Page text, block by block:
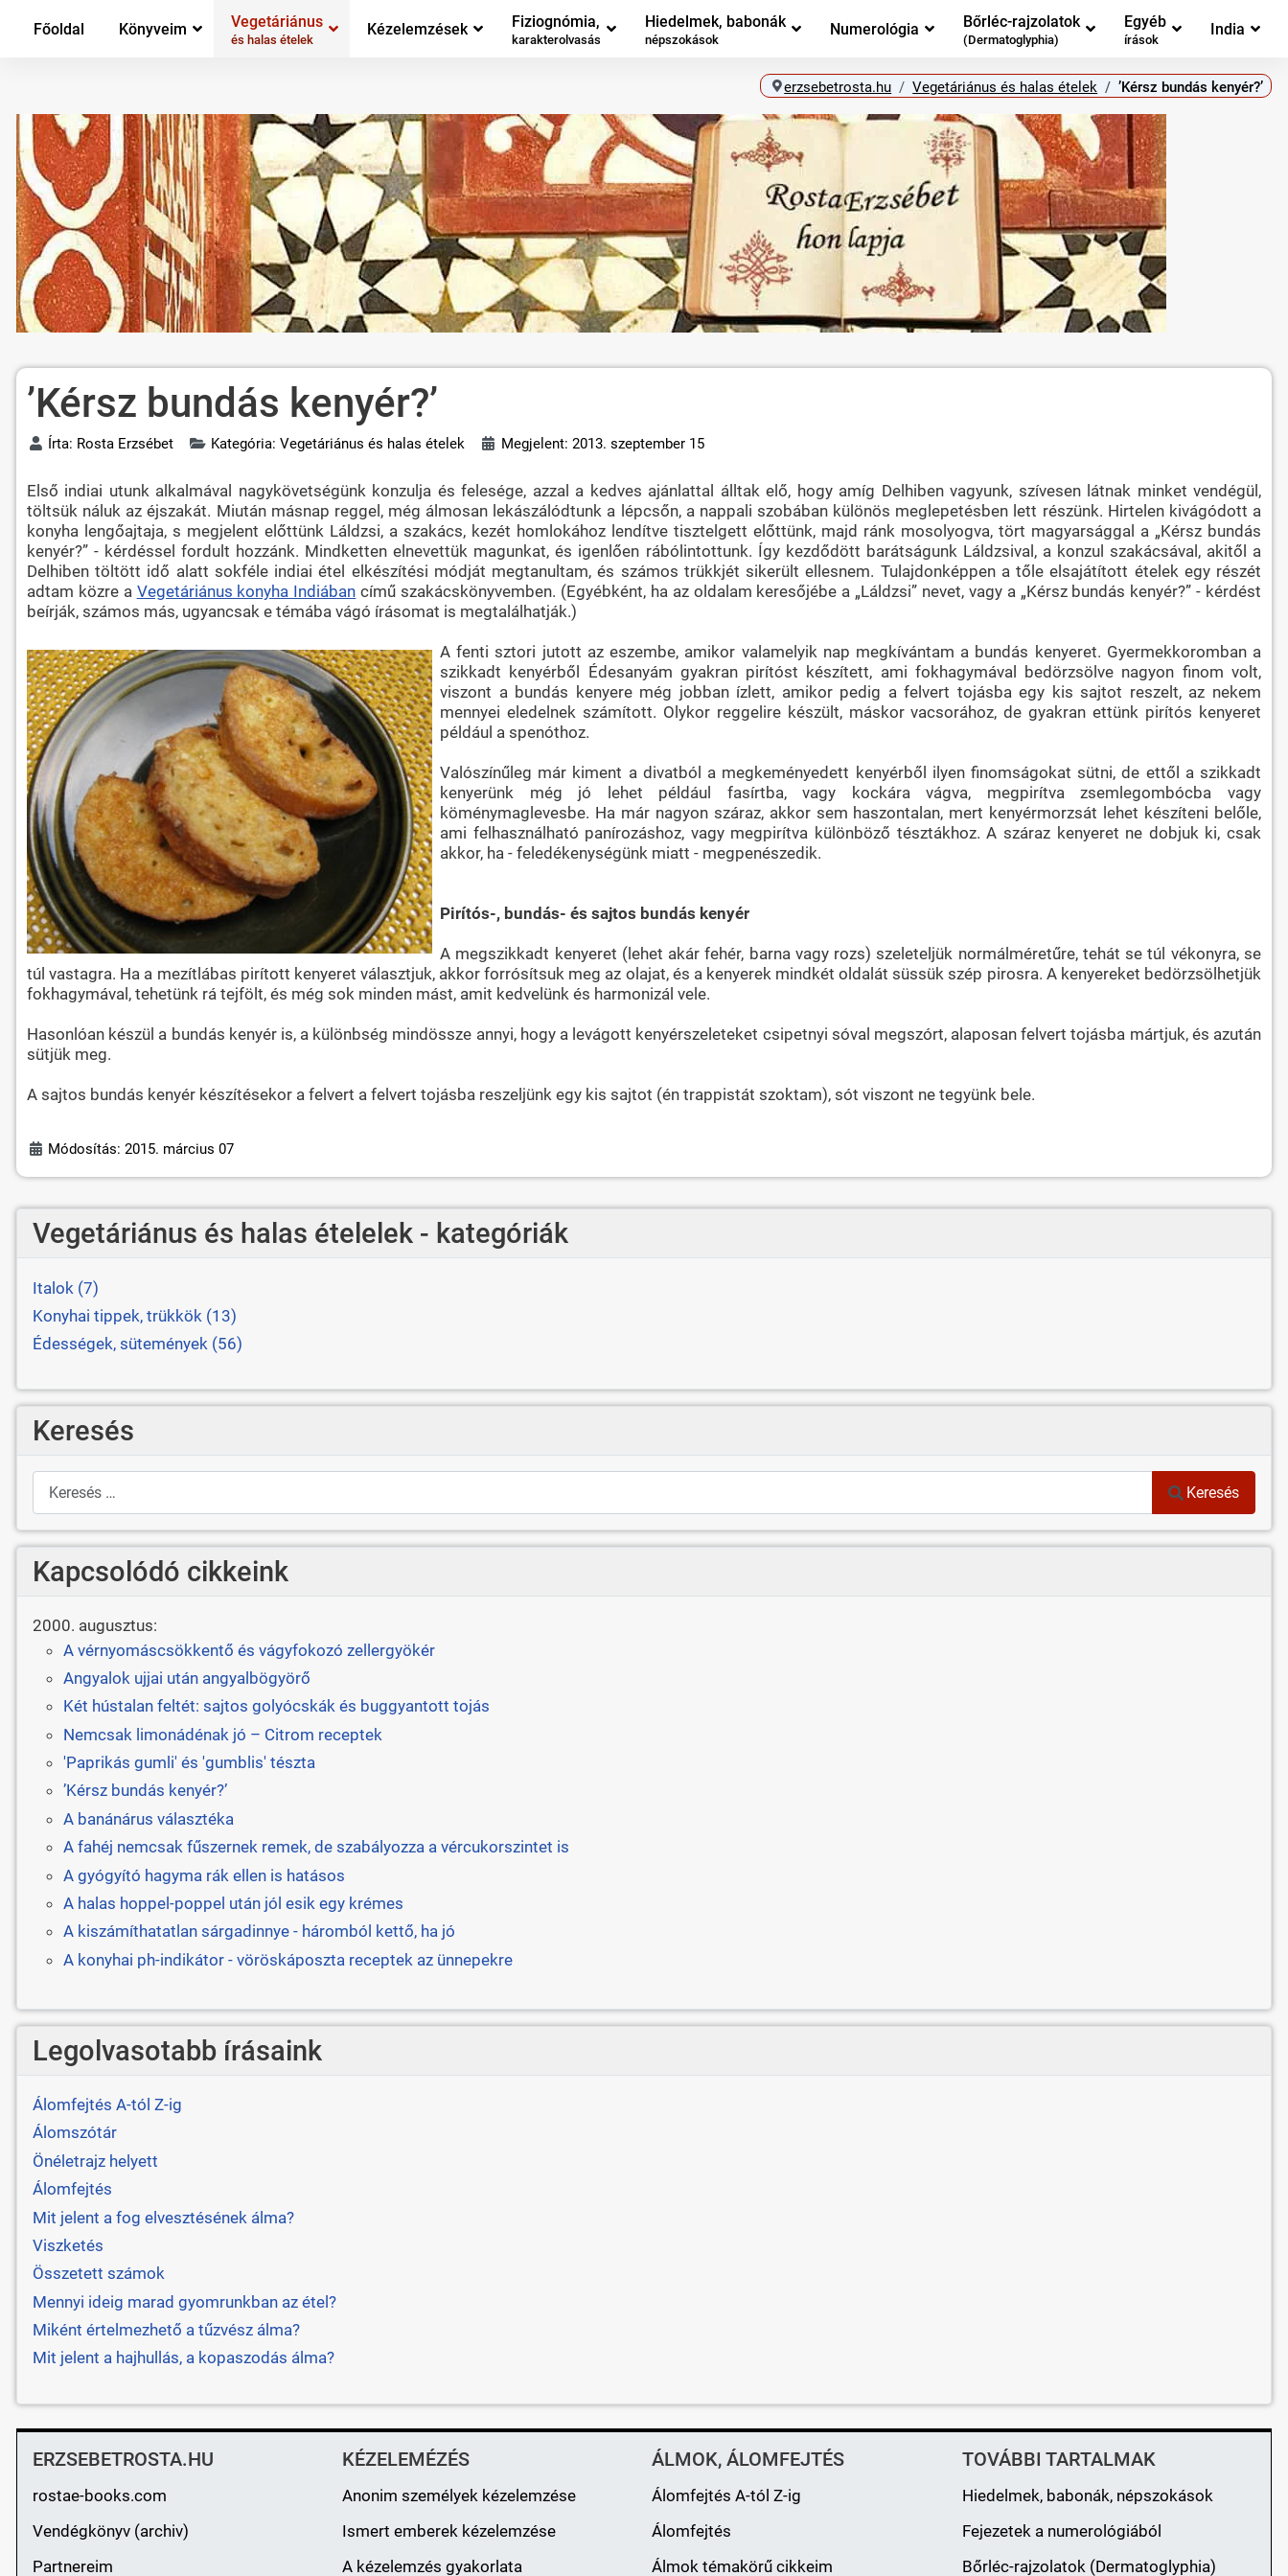
Főoldal Könyveim Vegetáriánus
és halas ételek
Kézelemzések Fiziognómia,
karakterolvasás
Hiedelmek, babonák
népszokások
Numerológia Bőrléc-rajzolatok
(Dermatoglyphia)
Egyéb
írások
India
erzsebetrosta.hu Vegetáriánus és halas ételek ’Kérsz bundás kenyér?’
’Kérsz bundás kenyér?’
Írta: Rosta Erzsébet Kategória: Vegetáriánus és halas ételek Megjelent: 2013. szeptember 15
Első indiai utunk alkalmával nagykövetségünk konzulja és felesége, azzal a kedves ajánlattal álltak elő, hogy amíg Delhiben vagyunk, szívesen látnak minket vendégül,
töltsük náluk az éjszakát. Miután másnap reggel, még álmosan lekászálódtunk a lépcsőn, a nappali szobában különös meglepetésben lett részünk. Hirtelen kivágódott a
konyha lengőajtaja, s megjelent előttünk Láldzsi, a szakács, kezét homlokához lendítve tisztelgett előttünk, majd ránk mosolyogva, tört magyarsággal a „Kérsz bundás
kenyér?” - kérdéssel fordult hozzánk. Mindketten elnevettük magunkat, és igenlően rábólintottunk. Így kezdődött barátságunk Láldzsival, a konzul szakácsával, akitől a
Delhiben töltött idő alatt sokféle indiai étel elkészítési módját megtanultam, és számos trükkjét sikerült ellesnem. Tulajdonképpen a tőle elsajátított ételek egy részét
adtam közre a Vegetáriánus konyha Indiában című szakácskönyvemben. (Egyébként, ha az oldalam keresőjébe a „Láldzsi” nevet, vagy a „Kérsz bundás kenyér?” - kérdést
beírják, számos más, ugyancsak e témába vágó írásomat is megtalálhatják.)
A fenti sztori jutott az eszembe, amikor valamelyik nap megkívántam a bundás kenyeret. Gyermekkoromban a
szikkadt kenyérből Édesanyám gyakran pirítóst készített, ami fokhagymával bedörzsölve nagyon finom volt,
viszont a bundás kenyere még jobban ízlett, amikor pedig a felvert tojásba egy kis sajtot reszelt, az nekem
mennyei eledelnek számított. Olykor reggelire készült, máskor vacsorához, de gyakran ettünk pirítós kenyeret
például a spenóthoz.
Valószínűleg már kiment a divatból a megkeményedett kenyérből ilyen finomságokat sütni, de ettől a szikkadt
kenyerünk még jó lehet például fasírtba, vagy kockára vágva, megpirítva zsemlegombócba vagy
köménymaglevesbe. Ha már nagyon száraz, akkor sem haszontalan, mert kenyérmorzsát lehet készíteni belőle,
ami felhasználható panírozáshoz, vagy megpirítva különböző tésztákhoz. A száraz kenyeret ne dobjuk ki, csak
akkor, ha - feledékenységünk miatt - megpenészedik.
Pirítós-, bundás- és sajtos bundás kenyér
A megszikkadt kenyeret (lehet akár fehér, barna vagy rozs) szeleteljük normálméretűre, tehát se túl vékonyra, se
túl vastagra. Ha a mezítlábas pirított kenyeret választjuk, akkor forrósítsuk meg az olajat, és a kenyerek mindkét oldalát süssük szép pirosra. A kenyereket bedörzsölhetjük
fokhagymával, tehetünk rá tejfölt, és még sok minden mást, amit kedvelünk és harmonizál vele.
Hasonlóan készül a bundás kenyér is, a különbség mindössze annyi, hogy a levágott kenyérszeleteket csipetnyi sóval megszórt, alaposan felvert tojásba mártjuk, és azután
sütjük meg.
A sajtos bundás kenyér készítésekor a felvert a felvert tojásba reszeljünk egy kis sajtot (én trappistát szoktam), sót viszont ne tegyünk bele.
Módosítás: 2015. március 07
Vegetáriánus és halas ételelek - kategóriák
Italok (7)
Konyhai tippek, trükkök (13)
Édességek, sütemények (56)
Keresés
Keresés
Keresés
Kapcsolódó cikkeink
2000. augusztus:
A vérnyomáscsökkentő és vágyfokozó zellergyökér
Angyalok ujjai után angyalbögyörő
Két hústalan feltét: sajtos golyócskák és buggyantott tojás
Nemcsak limonádénak jó – Citrom receptek
'Paprikás gumli' és 'gumblis' tészta
’Kérsz bundás kenyér?’
A banánárus választéka
A fahéj nemcsak fűszernek remek, de szabályozza a vércukorszintet is
A gyógyító hagyma rák ellen is hatásos
A halas hoppel-poppel után jól esik egy krémes
A kiszámíthatatlan sárgadinnye - háromból kettő, ha jó
A konyhai ph-indikátor - vöröskáposzta receptek az ünnepekre
Legolvasotabb írásaink
Álomfejtés A-tól Z-ig
Álomszótár
Önéletrajz helyett
Álomfejtés
Mit jelent a fog elvesztésének álma?
Viszketés
Összetett számok
Mennyi ideig marad gyomrunkban az étel?
Miként értelmezhető a tűzvész álma?
Mit jelent a hajhullás, a kopaszodás álma?
ERZSEBETROSTA.HU
rostae-books.com
Vendégkönyv (archiv)
Partnereim
KÉZELEMÉZÉS
Anonim személyek kézelemzése
Ismert emberek kézelemzése
A kézelemzés gyakorlata
ÁLMOK, ÁLOMFEJTÉS
Álomfejtés A-tól Z-ig
Álomfejtés
Álmok témakörű cikkeim
TOVÁBBI TARTALMAK
Hiedelmek, babonák, népszokások
Fejezetek a numerológiából
Bőrléc-rajzolatok (Dermatoglyphia)